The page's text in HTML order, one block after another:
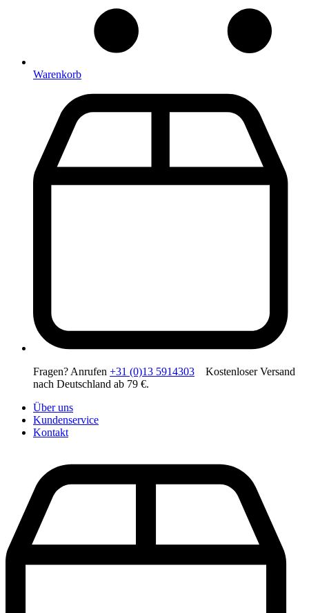
Warenkorb
Fragen? Anrufen +31 (0)13 5914303 Kostenloser Versand
nach Deutschland ab 79 €.
Über uns
Kundenservice
Kontakt